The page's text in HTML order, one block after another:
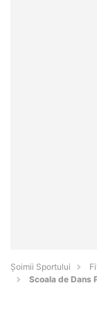
Șoimii Sportului
Scoala de Dans